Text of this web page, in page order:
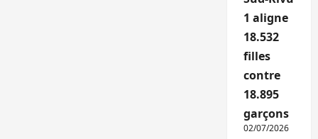
1 aligne
18.532
filles
contre
18.895
garçons
02/07/2026